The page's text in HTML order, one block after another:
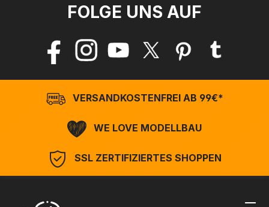
FOLGE UNS AUF
VERSANDKOSTENFREI AB 99€*
WE LOVE MODELLBAU
SSL ZERTIFIZIERTES SHOPPEN